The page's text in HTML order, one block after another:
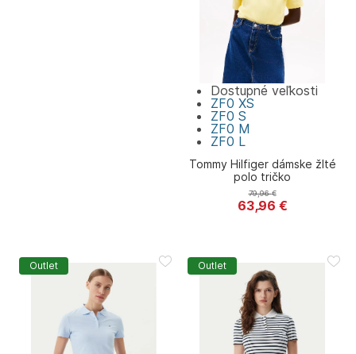
Tommy Hilfiger dámske žlté
polo tričko
Tommy Hilfiger
63,96 €
79,96€
Dostupné veľkosti
ZF0 XS
ZF0 S
ZF0 M
ZF0 L
Outlet Outlet